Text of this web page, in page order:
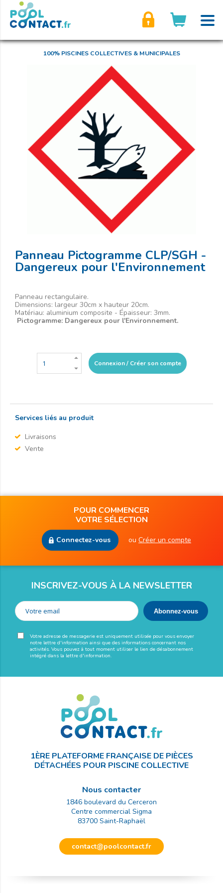
100% PISCINES COLLECTIVES & MUNICIPALES
Panneau Pictogramme CLP/SGH -
Dangereux pour l'Environnement
Panneau rectangulaire.
Dimensions: largeur 30cm x hauteur 20cm.
Matériau: aluminium composite - Épaisseur: 3mm.
Pictogramme: Dangereux pour l'Environnement.
Connexion / Créer son compte
Services liés au produit
Livraisons
Vente
POUR COMMENCER
VOTRE SÉLECTION
Connectez-vous ou Créer un compte
INSCRIVEZ-VOUS À LA NEWSLETTER
Votre adresse de messagerie est uniquement utilisée pour vous envoyer
notre lettre d'information ainsi que des informations concernant nos
activités. Vous pouvez à tout moment utiliser le lien de désabonnement
intégré dans la lettre d'information.
1ÈRE PLATEFORME FRANÇAISE DE PIÈCES
DÉTACHÉES POUR PISCINE COLLECTIVE
Nous contacter
1846 boulevard du Cerceron
Centre commercial Sigma
83700 Saint-Raphaël
contact@poolcontact.fr